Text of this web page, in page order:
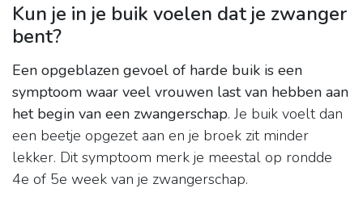
Kun je in je buik voelen dat je zwanger
bent?
Een opgeblazen gevoel of harde buik is een
symptoom waar veel vrouwen last van hebben aan
het begin van een zwangerschap. Je buik voelt dan
een beetje opgezet aan en je broek zit minder
lekker. Dit symptoom merk je meestal op rondde
4e of 5e week van je zwangerschap.